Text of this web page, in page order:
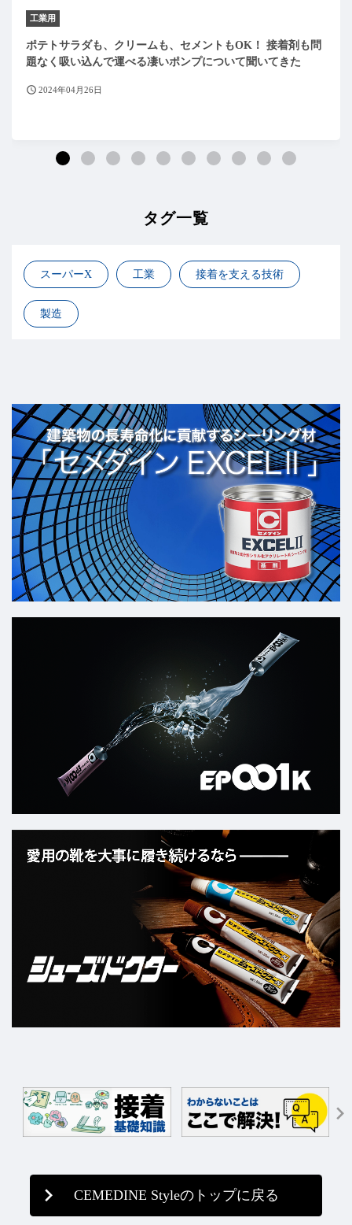
工業用
ポテトサラダも、クリームも、セメントもOK！ 接着剤も問
題なく吸い込んで運べる凄いポンプについて聞いてきた
2024年04月26日
タグ一覧
スーパーX 工業 接着を支える技術
製造
CEMEDINE Styleのトップに戻る